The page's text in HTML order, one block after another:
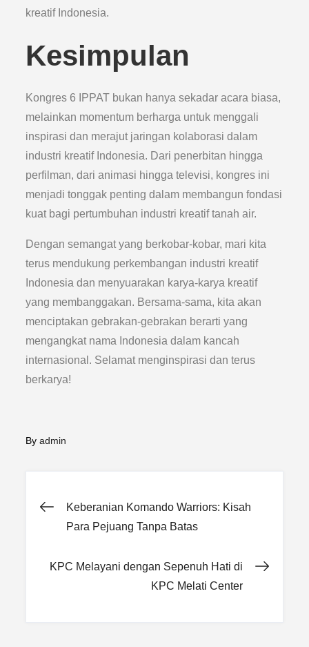
kreatif Indonesia.
Kesimpulan
Kongres 6 IPPAT bukan hanya sekadar acara biasa,
melainkan momentum berharga untuk menggali
inspirasi dan merajut jaringan kolaborasi dalam
industri kreatif Indonesia. Dari penerbitan hingga
perfilman, dari animasi hingga televisi, kongres ini
menjadi tonggak penting dalam membangun fondasi
kuat bagi pertumbuhan industri kreatif tanah air.
Dengan semangat yang berkobar-kobar, mari kita
terus mendukung perkembangan industri kreatif
Indonesia dan menyuarakan karya-karya kreatif
yang membanggakan. Bersama-sama, kita akan
menciptakan gebrakan-gebrakan berarti yang
mengangkat nama Indonesia dalam kancah
internasional. Selamat menginspirasi dan terus
berkarya!
Byadmin
Post
Keberanian Komando Warriors: Kisah
Para Pejuang Tanpa Batas
KPC Melayani dengan Sepenuh Hati di
KPC Melati Center